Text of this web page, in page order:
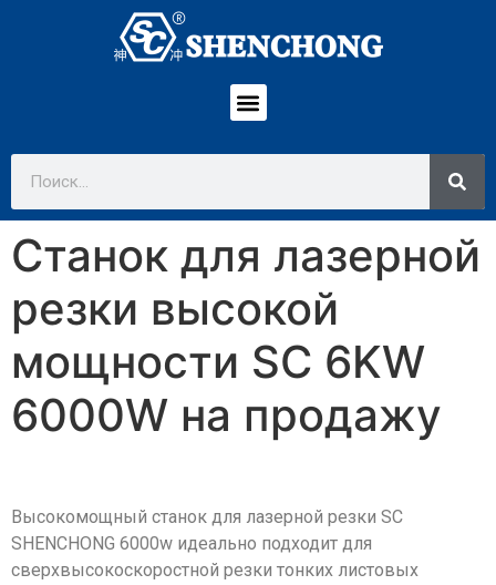
Станок для лазерной
резки высокой
мощности SC 6KW
6000W на продажу
Высокомощный станок для лазерной резки SC
SHENCHONG 6000w идеально подходит для
сверхвысокоскоростной резки тонких листовых